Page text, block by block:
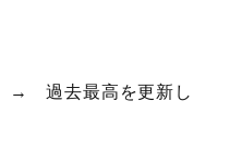
→ 過去最高を更新し